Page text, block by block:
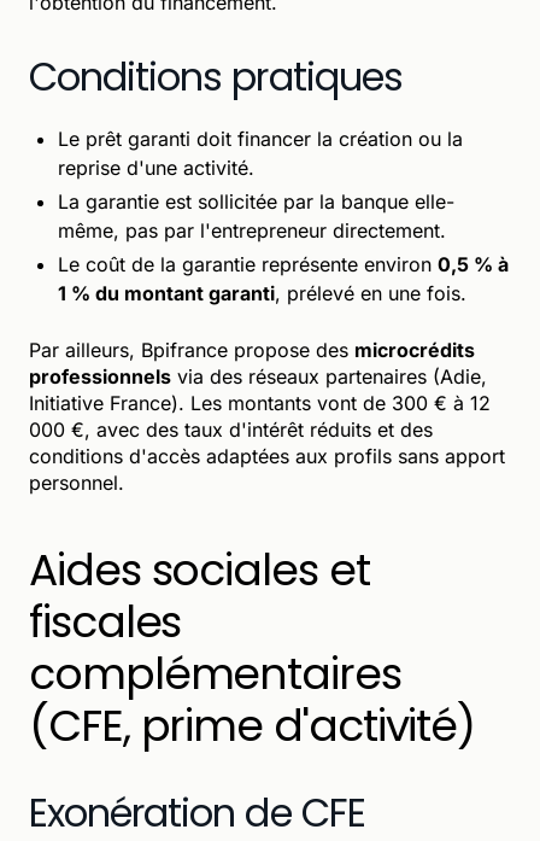
Conditions pratiques
Le prêt garanti doit financer la création ou la
reprise d'une activité.
La garantie est sollicitée par la banque elle-
même, pas par l'entrepreneur directement.
Le coût de la garantie représente environ 0,5 % à
1 % du montant garanti, prélevé en une fois.
Par ailleurs, Bpifrance propose des microcrédits
professionnels via des réseaux partenaires (Adie,
Initiative France). Les montants vont de 300 € à 12
000 €, avec des taux d'intérêt réduits et des
conditions d'accès adaptées aux profils sans apport
personnel.
Aides sociales et
fiscales
complémentaires
(CFE, prime d'activité)
Exonération de CFE